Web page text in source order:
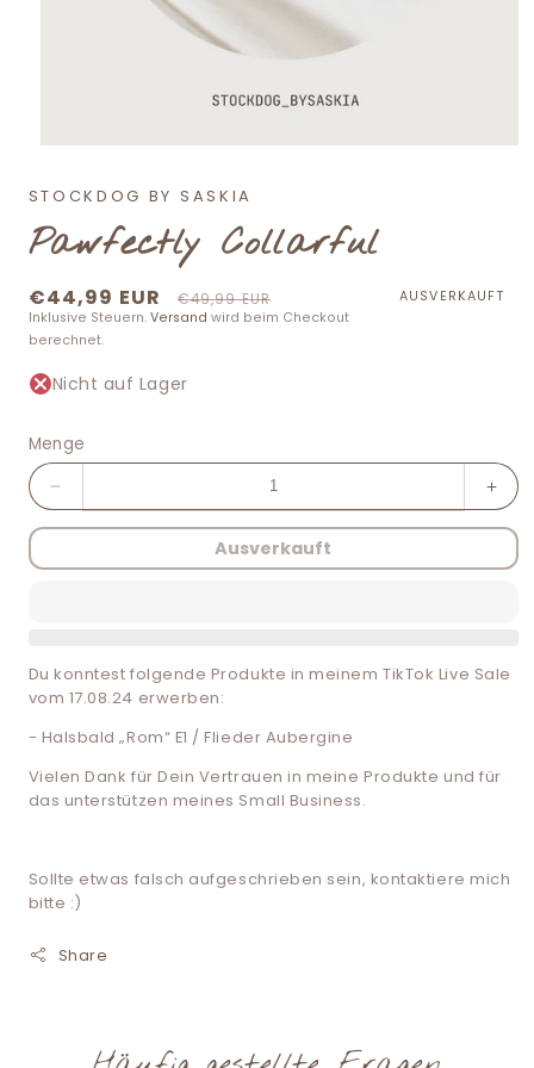
im
Modal
öffnen
STOCKDOG BY SASKIA
Pawfectly Collarful
Sonderpreis
€44,99 EUR
Normaler
Preis
€49,99 EUR
AUSVERKAUFT
Inklusive Steuern. Versand wird beim Checkout
berechnet.
Nicht auf Lager
Menge
Collarful
Ausverkauft
Du konntest folgende Produkte in meinem TikTok Live Sale
vom 17.08.24 erwerben:
- Halsbald „Rom“ E1 / Flieder Aubergine
Vielen Dank für Dein Vertrauen in meine Produkte und für
das unterstützen meines Small Business.
Sollte etwas falsch aufgeschrieben sein, kontaktiere mich
bitte :)
Share